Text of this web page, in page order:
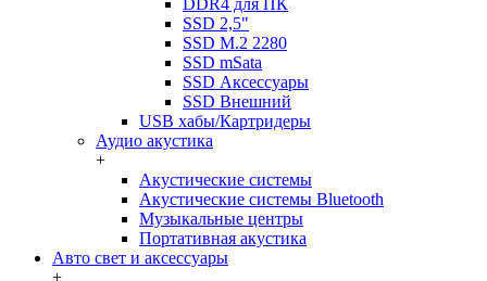
SSD 2,5"
SSD M.2 2280
SSD mSata
SSD Аксессуары
SSD Внешний
USB хабы/Картридеры
Аудио акустика
+
Акустические системы
Акустические системы Bluetooth
Музыкальные центры
Портативная акустика
Авто свет и аксессуары
+